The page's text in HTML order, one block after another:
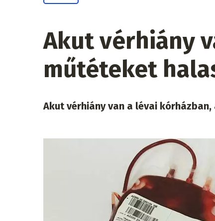
Akut vérhiány
műtéteket
Akut vérhiány van a lévai